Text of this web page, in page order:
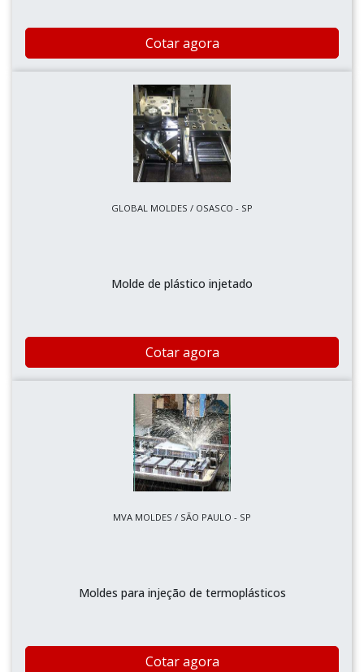
Cotar agora
GLOBAL MOLDES / OSASCO - SP
Molde de plástico injetado
Cotar agora
MVA MOLDES / SÃO PAULO - SP
Moldes para injeção de termoplásticos
Cotar agora